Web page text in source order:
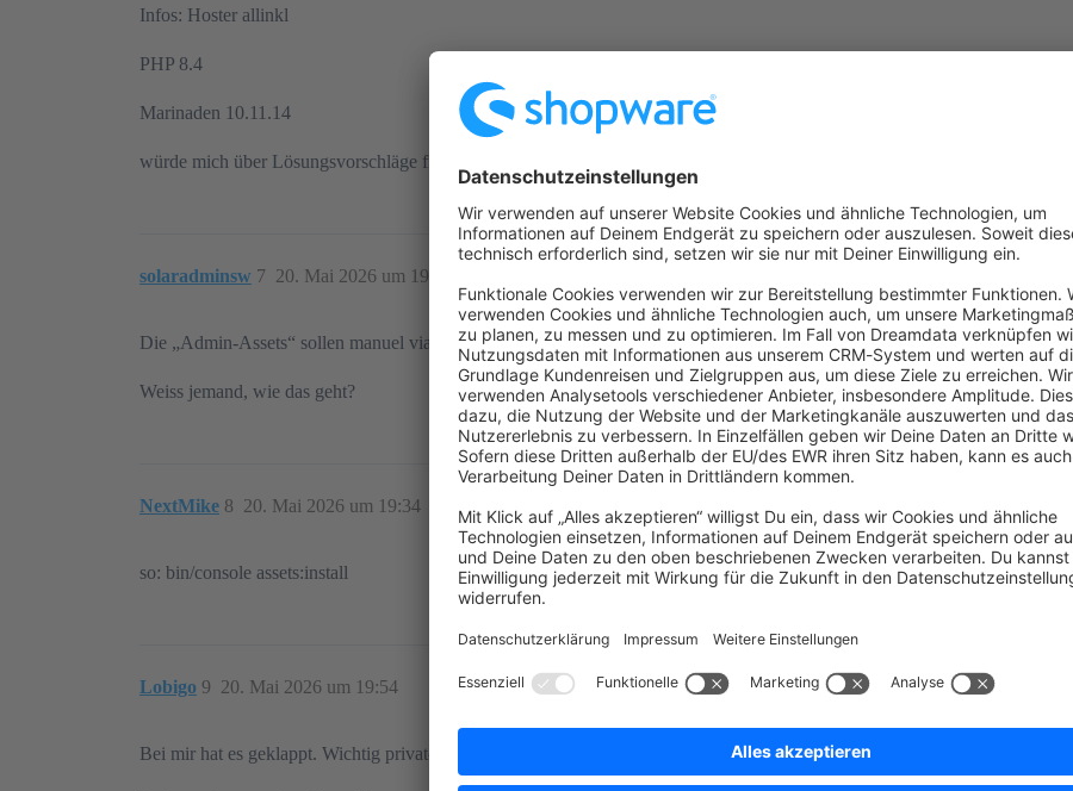
Infos: Hoster allinkl
PHP 8.4
Marinaden 10.11.14
würde mich über Lösungsvorschläge freuen
solaradminsw 20. Mai 2026 um 19:00
7
Die „Admin-Assets“ sollen manuel via SSH generiert werden.
Weiss jemand, wie das geht?
NextMike 20. Mai 2026 um 19:34
8
so: bin/console assets:install
Lobigo 20. Mai 2026 um 19:54
9
Bei mir hat es geklappt. Wichtig privater Modus und Cache löschen und vorher